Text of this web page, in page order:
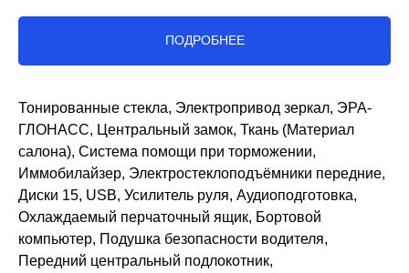
ПОДРОБНЕЕ
Тонированные стекла, Электропривод зеркал, ЭРА-
ГЛОНАСС, Центральный замок, Ткань (Материал
салона), Система помощи при торможении,
Иммобилайзер, Электростеклоподъёмники передние,
Диски 15, USB, Усилитель руля, Аудиоподготовка,
Охлаждаемый перчаточный ящик, Бортовой
компьютер, Подушка безопасности водителя,
Передний центральный подлокотник,